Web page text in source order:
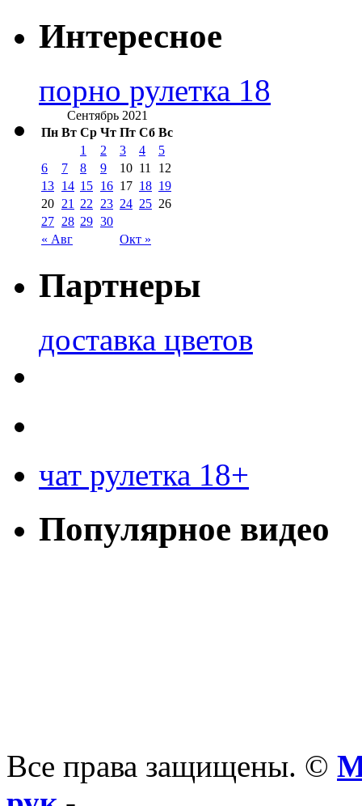
Интересное
порно рулетка 18
Сентябрь 2021
Пн Вт Ср Чт Пт Сб Вс
« Авг Окт »
1 2 3 4
5
6
7 8 9 10 11
12
13 14 15 16 17 18 19
20 21 22 23 24 25 26
27 28 29 30
Партнеры
доставка цветов
чат рулетка 18+
Популярное видео
Все права защищены. ©